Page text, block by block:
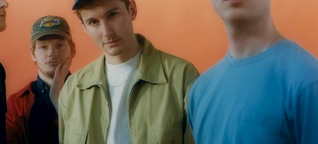
Bezoekersinfo
AB ❤ you